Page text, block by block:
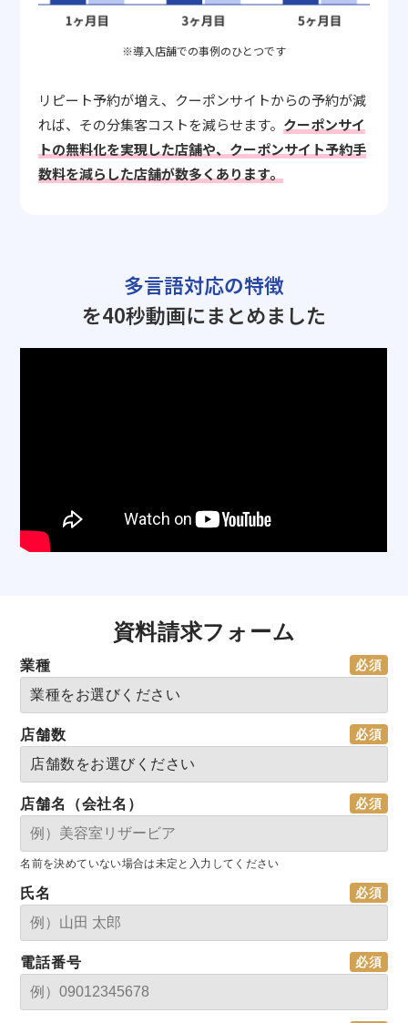
※導入店舗での事例のひとつです
リピート予約が増え、クーポンサイトからの予約が減
れば、その分集客コストを減らせます。 クーポンサイ
トの無料化を実現した店舗や、クーポンサイト予約手
数料を減らした店舗が数多くあります。
多言語対応の特徴
を40秒動画にまとめました
資料請求フォーム
業種
店舗数
店舗名（会社名）
名前を決めていない場合は未定と入力してください
氏名
電話番号